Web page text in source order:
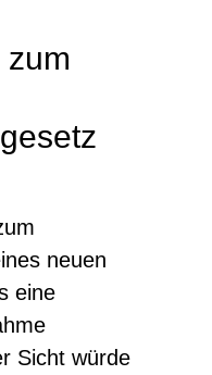
neuen
eine
Sicht würde